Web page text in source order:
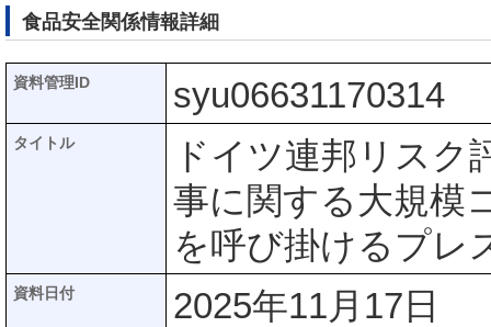
食品安全関係情報詳細
資料管理ID syu06631170314
タイトル
ドイツ連邦リスク
事に関する大規模
を呼び掛けるプレ
資料日付 2025年11月17日